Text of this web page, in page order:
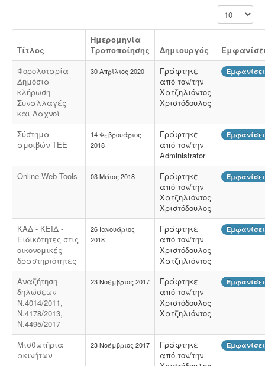
μελέτη επικινδυνότητας από επαγγελματία τεχνικό
ασφαλείας εγγεγραμμένο στο μητρώο της
επιθεώρησης εργασίας (Ν. 3850/10, άρθρα 12, 42, 43)
Μελέτη και εγκατάσταση λιποσυλλέκτη -
επιχειρήσεις μαζικής εστίασης, η χρήση λιποσυλλέκτη,
κατόπιν υγειονολογικής μελέτης, συμβατής με τα
πρότυπα DIN 1986-100α, EN 1825-1+2, DIN 4040-100 είναι
υποχρεωτική από την υγειονομική διάταξη Υ1γ / ΓΠ /
οικ. 47829 / 17.
Πυρασφάλεια - Πυροπροστασία -
Υφιστάμενες
επιχειρήσεις εκπαιδευτήριων, χώρων συνάθροισης
κοινού, γραφείων και εμπορικών
καταστημάτων οφείλουν να επανακαθορίσουν μέτρα
και μέσα πυροπροστασίας σύμφωνα με τις νέες
διατάξεις (ΠΥΔ 16/15, 3/15, 17/16 & /17).
Εμφάνιση #
Τίτλος
Ημερομηνία
Τροποποίησης
Δημιουργός
Φορολοταρία -
Δημόσια
κλήρωση -
Συναλλαγές
και Λαχνοί
30 Απρίλιος 2020
Γράφτηκε
από τον/την
Χατζηλιόντος
Χριστόδουλος
Σύστημα
αμοιβών ΤΕΕ
14 Φεβρουάριος
2018
Γράφτηκε
από τον/την
Administrator
Online Web Tools 03 Μάιος 2018
Γράφτηκε
από τον/την
Χατζηλιόντος
Χριστόδουλος
ΚΑΔ - ΚΕΙΔ -
Ειδικότητες στις
οικονομικές
δραστηριότητες
26 Ιανουάριος
2018
Γράφτηκε
από τον/την
Χριστόδουλος
Χατζηλιόντος
Αναζήτηση
δηλώσεων
Ν.4014/2011,
Ν.4178/2013,
N.4495/2017
23 Νοέμβριος 2017
Γράφτηκε
από τον/την
Χριστόδουλος
Χατζηλιόντος
Μισθωτήρια
ακινήτων
23 Νοέμβριος 2017
Γράφτηκε
από τον/την